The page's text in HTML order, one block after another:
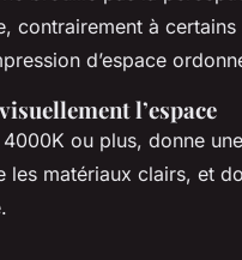
contrairement à
d’espace
l’espace
ou plus, donne
les matériaux clairs, et